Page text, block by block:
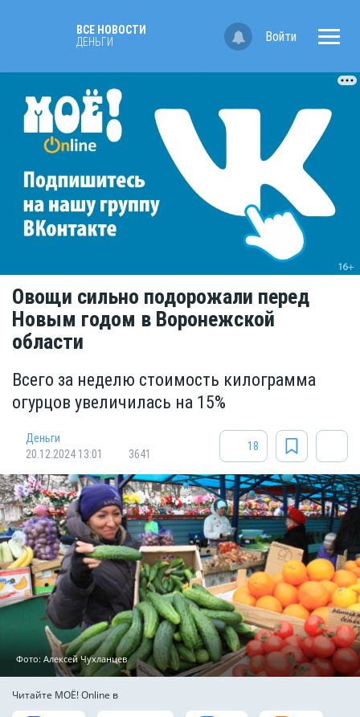
ВСЕ НОВОСТИ
ДЕНЬГИ
Войти
Овощи сильно подорожали перед
Новым годом в Воронежской
области
Всего за неделю стоимость килограмма
огурцов увеличилась на 15%
Деньги
20.12.2024 13:01
3641
18
Фото: Алексей Чухланцев
Читайте МОЁ! Online в